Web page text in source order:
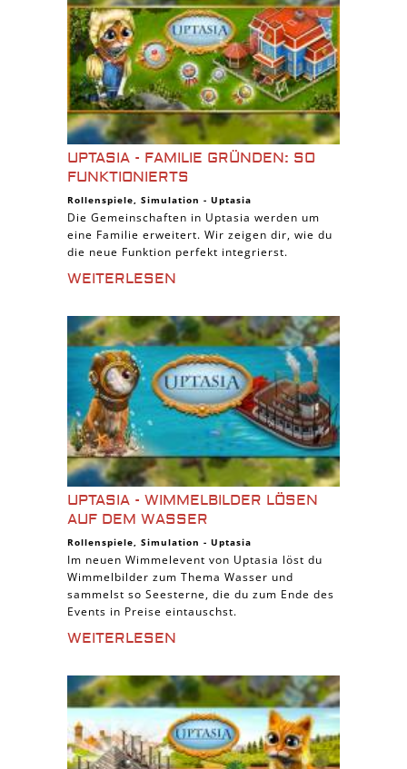
UPTASIA - FAMILIE GRÜNDEN: SO
FUNKTIONIERTS
Rollenspiele, Simulation - Uptasia
Die Gemeinschaften in Uptasia werden um
eine Familie erweitert. Wir zeigen dir, wie du
die neue Funktion perfekt integrierst.
WEITERLESEN
UPTASIA - WIMMELBILDER LÖSEN
AUF DEM WASSER
Rollenspiele, Simulation - Uptasia
Im neuen Wimmelevent von Uptasia löst du
Wimmelbilder zum Thema Wasser und
sammelst so Seesterne, die du zum Ende des
Events in Preise eintauschst.
WEITERLESEN